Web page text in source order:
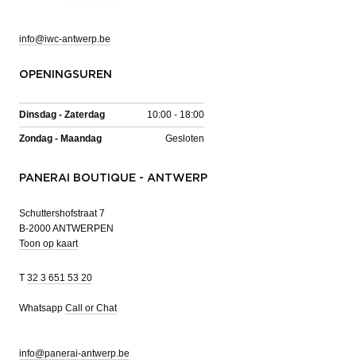
info@iwc-antwerp.be
OPENINGSUREN
Dinsdag - Zaterdag 10:00 - 18:00
Zondag - Maandag Gesloten
PANERAI BOUTIQUE - ANTWERP
Schuttershofstraat 7
B-2000 ANTWERPEN
Toon op kaart
T 32 3 651 53 20
Whatsapp Call or Chat
info@panerai-antwerp.be